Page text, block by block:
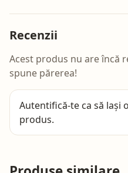
Recenzii
Acest produs nu are încă
spune părerea!
Autentifică-te ca să lași
produs.